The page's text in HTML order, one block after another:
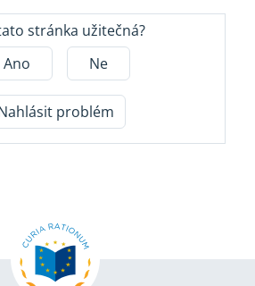
stránka užitečná?
Ano
Ne
problém